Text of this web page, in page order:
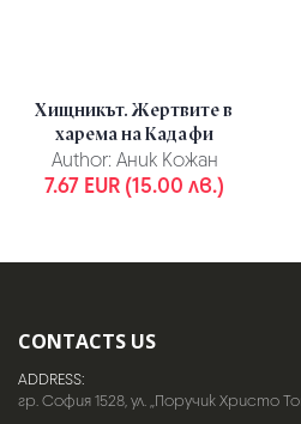
Хищникът. Жертвите в
харема на Кадафи
Author: Аник Кожан
7.67 EUR (15.00 лв.)
CONTACTS US
ADDRESS:
гр. София 1528, ул. „Поручик Христо